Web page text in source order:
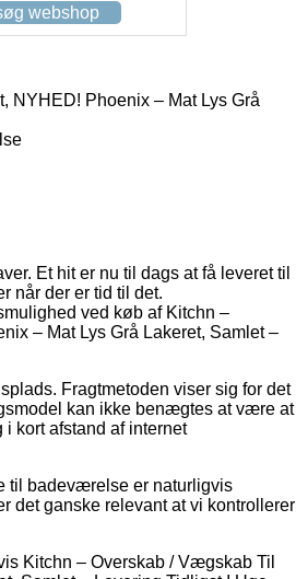
webshop
Phoenix – Mat Lys Grå
Et hit er nu til dags at få leveret til
når der er tid til det.
ved køb af Kitchn –
– Mat Lys Grå Lakeret, Samlet –
Fragtmetoden viser sig for det
kan ikke benægtes at være at
kort afstand af internet
til badeværelse er naturligvis
det ganske relevant at vi kontrollerer
Kitchn – Overskab / Vægskab Til